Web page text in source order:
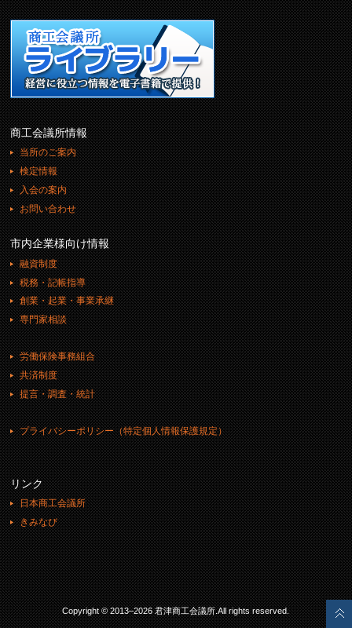
商工会議所情報
当所のご案内
検定情報
入会の案内
お問い合わせ
市内企業様向け情報
融資制度
税務・記帳指導
創業・起業・事業承継
専門家相談
労働保険事務組合
共済制度
提言・調査・統計
プライバシーポリシー（特定個人情報保護規定）
リンク
日本商工会議所
きみなび
Copyright © 2013–2026 君津商工会議所.All rights reserved.